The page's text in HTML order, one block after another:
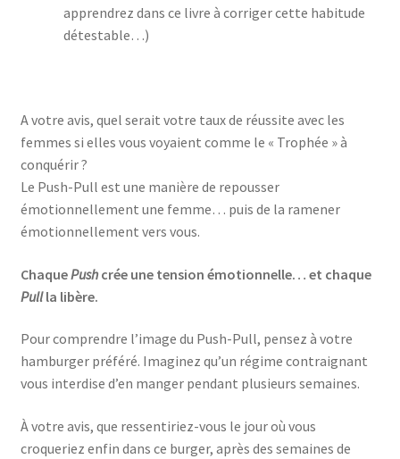
apprendrez dans ce livre à corriger cette habitude
détestable…)
A votre avis, quel serait votre taux de réussite avec les
femmes si elles vous voyaient comme le « Trophée » à
conquérir ?
Le Push-Pull est une manière de repousser
émotionnellement une femme… puis de la ramener
émotionnellement vers vous.
ChaquePushcrée une tension émotionnelle… et chaque
Pullla libère.
Pour comprendre l’image du Push-Pull, pensez à votre
hamburger préféré. Imaginez qu’un régime contraignant
vous interdise d’en manger pendant plusieurs semaines.
À votre avis, que ressentiriez-vous le jour où vous
croqueriez enfin dans ce burger, après des semaines de